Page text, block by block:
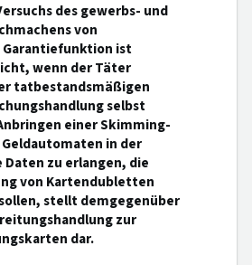
des gewerbs- und
von
ist
wenn der Täter
tatbestandsmäßigen
selbst
einer Skimming-
in der
zu erlangen, die
von Kartendubletten
stellt demgegenüber
zur
dar.